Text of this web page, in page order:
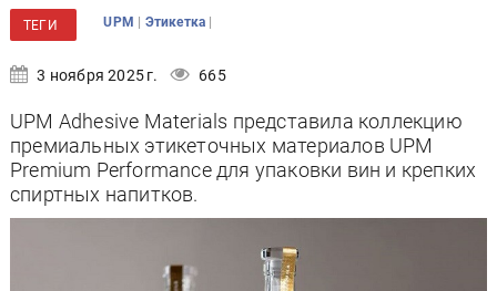
ТЕГИ UPM | Этикетка |
3 ноября 2025 г. 665
UPM Adhesive Materials представила коллекцию
премиальных этикеточных материалов UPM
Premium Performance для упаковки вин и крепких
спиртных напитков.